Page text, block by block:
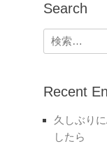
Search
検
索:
Recent
久しぶり
したら